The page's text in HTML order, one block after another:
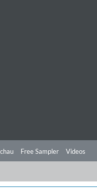
Free Sampler Videos